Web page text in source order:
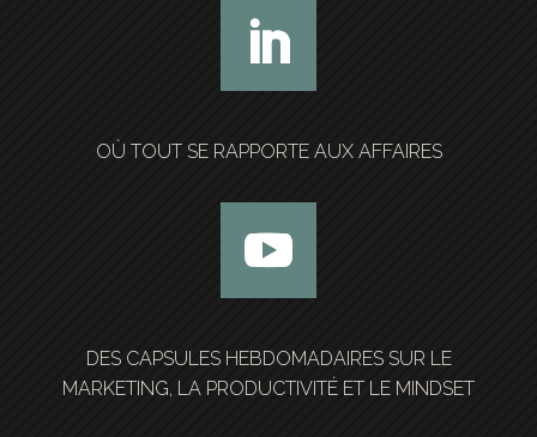
OÙ TOUT SE RAPPORTE AUX AFFAIRES
DES CAPSULES HEBDOMADAIRES SUR LE
MARKETING, LA PRODUCTIVITÉ ET LE MINDSET